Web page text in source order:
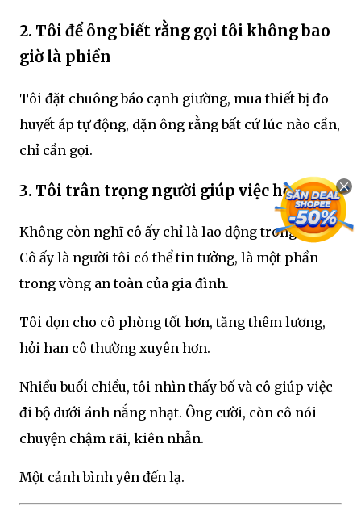
2. Tôi để ông biết rằng gọi tôi không bao
giờ là phiền
Tôi đặt chuông báo cạnh giường, mua thiết bị đo
huyết áp tự động, dặn ông rằng bất cứ lúc nào cần,
chỉ cần gọi.
3. Tôi trân trọng người giúp việc hơn
Không còn nghĩ cô ấy chỉ là lao động trong nhà.
Cô ấy là người tôi có thể tin tưởng, là một phần
trong vòng an toàn của gia đình.
Tôi dọn cho cô phòng tốt hơn, tăng thêm lương,
hỏi han cô thường xuyên hơn.
Nhiều buổi chiều, tôi nhìn thấy bố và cô giúp việc
đi bộ dưới ánh nắng nhạt. Ông cười, còn cô nói
chuyện chậm rãi, kiên nhẫn.
Một cảnh bình yên đến lạ.